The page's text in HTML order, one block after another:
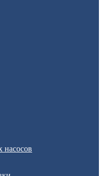
насосов